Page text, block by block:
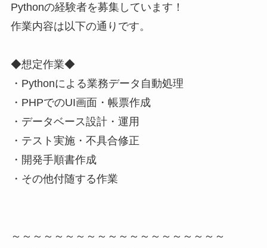
Pythonの経験者を募集しています！
作業内容は以下の通りです。
◆想定作業◆
・Pythonによる業務データ自動処理
・PHPでのUI画面・帳票作成
・データベース設計・運用
・テスト実施・不具合修正
・開発手順書作成
・その他付随する作業
～～～～～～～～～～～～～～～～～～～～